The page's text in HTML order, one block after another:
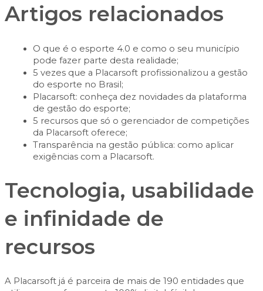
Artigos relacionados
O que é o esporte 4.0 e como o seu município
pode fazer parte desta realidade;
5 vezes que a Placarsoft profissionalizou a gestão
do esporte no Brasil;
Placarsoft: conheça dez novidades da plataforma
de gestão do esporte;
5 recursos que só o gerenciador de competições
da Placarsoft oferece;
Transparência na gestão pública: como aplicar
exigências com a Placarsoft.
Tecnologia, usabilidade
e infinidade de
recursos
A Placarsoft já é parceira de mais de 190 entidades que